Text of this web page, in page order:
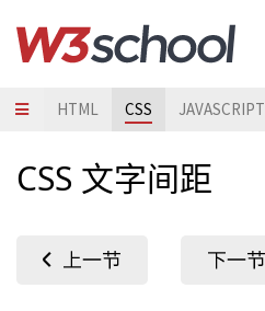
HTML CSS JAVASCRIPT
CSS 文字间距